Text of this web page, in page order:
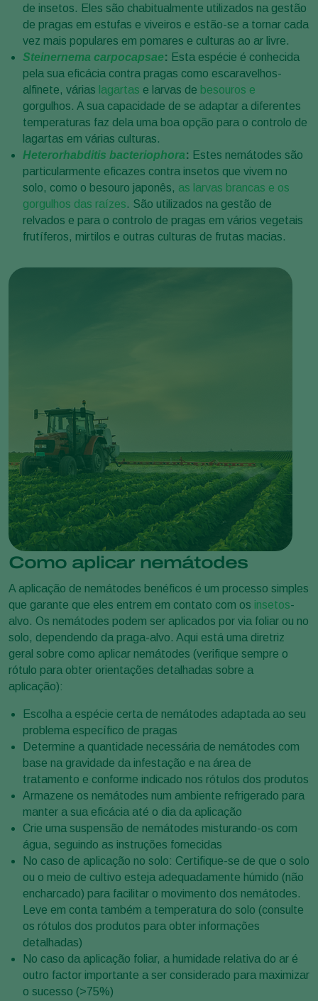
de insetos. Eles são chabitualmente utilizados na gestão
de pragas em estufas e viveiros e estão-se a tornar cada
vez mais populares em pomares e culturas ao ar livre.
Steinernema carpocapsae: Esta espécie é conhecida
pela sua eficácia contra pragas como escaravelhos-
alfinete, várias lagartas e larvas de besouros e
gorgulhos. A sua capacidade de se adaptar a diferentes
temperaturas faz dela uma boa opção para o controlo de
lagartas em várias culturas.
Heterorhabditis bacteriophora: Estes nemátodes são
particularmente eficazes contra insetos que vivem no
solo, como o besouro japonês, as larvas brancas e os
gorgulhos das raízes. São utilizados na gestão de
relvados e para o controlo de pragas em vários vegetais
frutíferos, mirtilos e outras culturas de frutas macias.
Como aplicar nemátodes
A aplicação de nemátodes benéficos é um processo simples
que garante que eles entrem em contato com os insetos-
alvo. Os nemátodes podem ser aplicados por via foliar ou no
solo, dependendo da praga-alvo. Aqui está uma diretriz
geral sobre como aplicar nemátodes (verifique sempre o
rótulo para obter orientações detalhadas sobre a
aplicação):
Escolha a espécie certa de nemátodes adaptada ao seu
problema específico de pragas
Determine a quantidade necessária de nemátodes com
base na gravidade da infestação e na área de
tratamento e conforme indicado nos rótulos dos produtos
Armazene os nemátodes num ambiente refrigerado para
manter a sua eficácia até o dia da aplicação
Crie uma suspensão de nemátodes misturando-os com
água, seguindo as instruções fornecidas
No caso de aplicação no solo: Certifique-se de que o solo
ou o meio de cultivo esteja adequadamente húmido (não
encharcado) para facilitar o movimento dos nemátodes.
Leve em conta também a temperatura do solo (consulte
os rótulos dos produtos para obter informações
detalhadas)
No caso da aplicação foliar, a humidade relativa do ar é
outro factor importante a ser considerado para maximizar
o sucesso (>75%)